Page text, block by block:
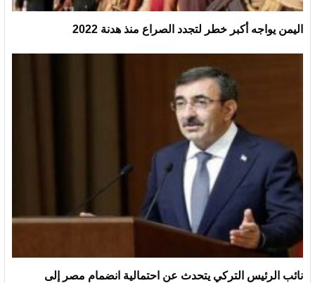
اليمن يواجه أكبر خطر لتجدد الصراع منذ هدنة 2022
نائب الرئيس التركي يتحدث عن احتمالية انضمام مصر إلى